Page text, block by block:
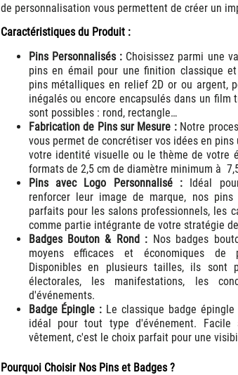
de personnalisation vous permettent de créer un
Caractéristiques du Produit :
Pins Personnalisés :Choisissez parmi une
pins en émail pour une finition classique
pins métalliques en relief 2D or ou argent,
inégalés ou encoreencapsulés dans un film
sont possibles : rond, rectangle…
Fabrication de Pins sur Mesure :Notre
vous permet de concrétiser vos idées en
votre identité visuelle ou le thème de votre
formats de 2,5 cm de diamètre minimum à
Pins avec Logo Personnalisé : Idéal
renforcer leur image de marque, nos
parfaits pour les salons professionnels, les
comme partie intégrante de votre stratégie
Badges Bouton & Rond : Nos badges
moyens efficaces et économiques de
Disponibles en plusieurs tailles, ils sont
électorales, les manifestations, les
d'événements.
Badge Épingle : Le classique badge
idéal pour tout type d'événement.
vêtement, c'est le choix parfait pour une
Pourquoi Choisir Nos Pins et Badges ?